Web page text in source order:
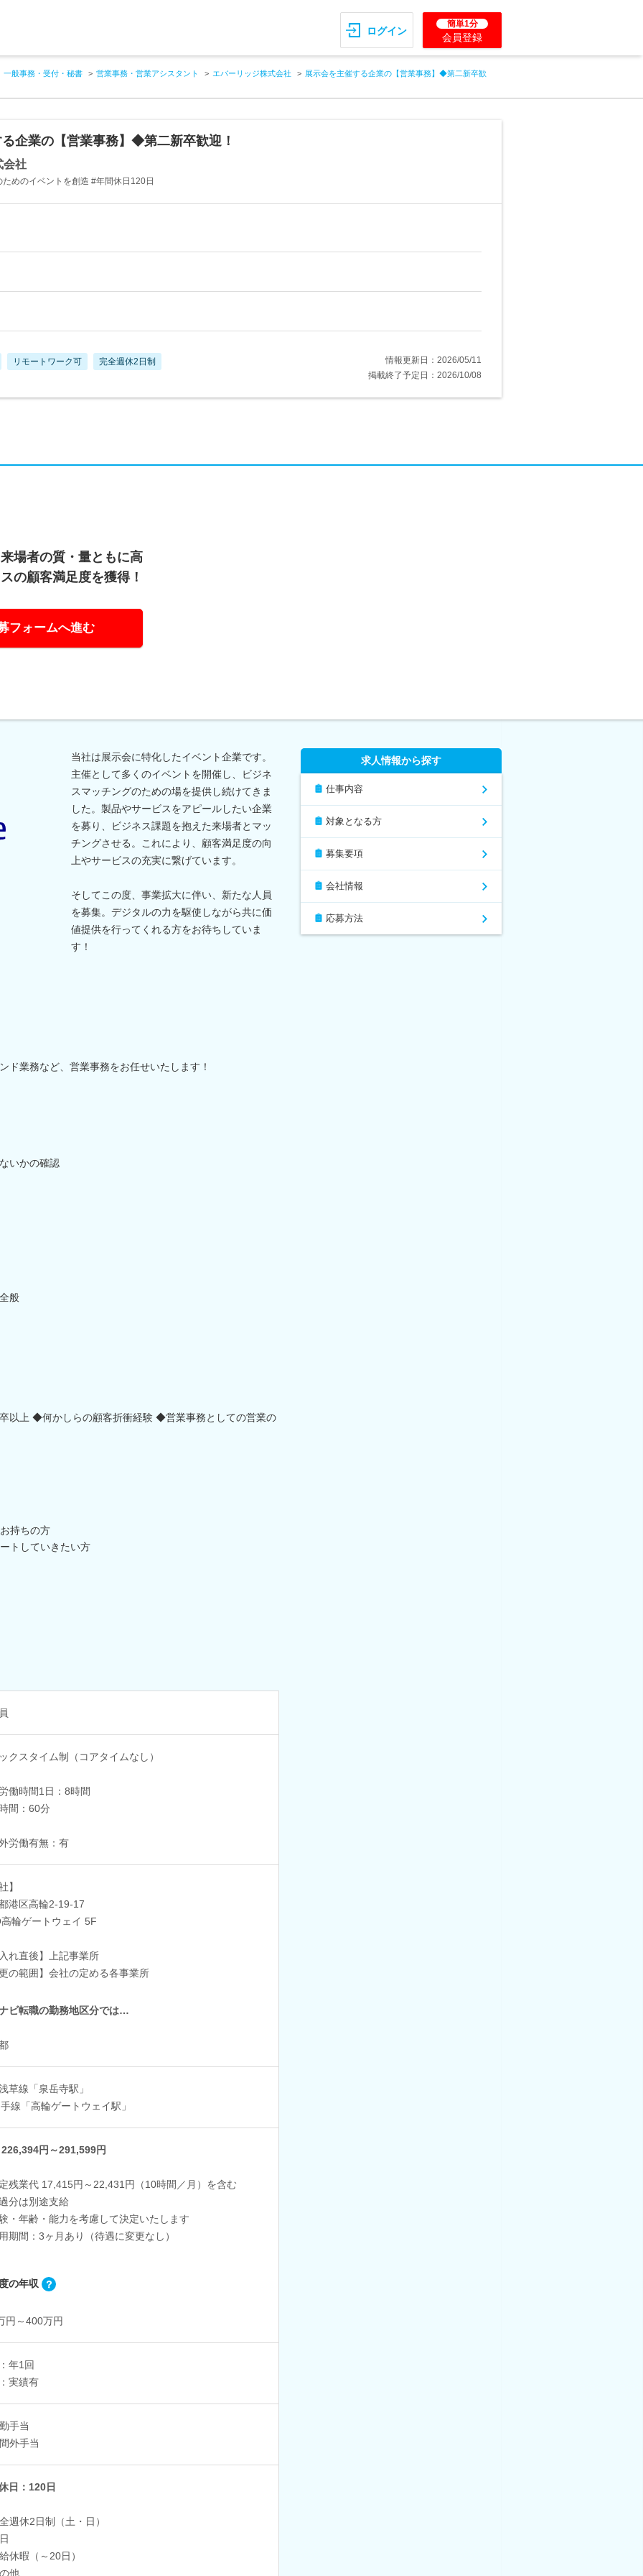
ログイン
簡単1分
会員登録
一般事務・受付・秘書 営業事務・営業アシスタント エバーリッジ株式会社 展示会を主催する企業の【営業事務】◆第二新卒歓
企業の【営業事務】◆第二新卒歓迎！
会社
めのイベントを創造 #年間休日120日
リモートワーク可 完全週休2日制
情報更新日：2026/05/11
掲載終了予定日：2026/10/08
場者の質・量ともに高
の顧客満足度を獲得！
フォームへ進む
当社は展示会に特化したイベント企業です。
主催として多くのイベントを開催し、ビジネ
スマッチングのための場を提供し続けてきま
した。製品やサービスをアピールしたい企業
を募り、ビジネス課題を抱えた来場者とマッ
チングさせる。これにより、顧客満足度の向
上やサービスの充実に繋げています。
そしてこの度、事業拡大に伴い、新たな人員
を募集。デジタルの力を駆使しながら共に価
値提供を行ってくれる方をお待ちしていま
す！
ド業務など、営業事務をお任せいたします！
いかの確認
般
以上 ◆何かしらの顧客折衝経験 ◆営業事務としての営業の
持ちの方
トしていきたい方
クスタイム制（コアタイムなし）
働時間1日：8時間
間：60分
労働有無：有
】
港区高輪2-19-17
輪ゲートウェイ 5F
れ直後】上記事業所
の範囲】会社の定める各事業所
ビ転職の勤務地区分では…
草線「泉岳寺駅」
線「高輪ゲートウェイ駅」
円～291,599円
残業代 17,415円～22,431円（10時間／月）を含む
は別途支給
・年齢・能力を考慮して決定いたします
期間：3ヶ月あり（待遇に変更なし）
の年収
円～400万円
年1回
実績有
手当
外手当
日：120日
週休2日制（土・日）
休暇（～20日）
他
求人情報から探す
仕事内容
対象となる方
募集要項
会社情報
応募方法